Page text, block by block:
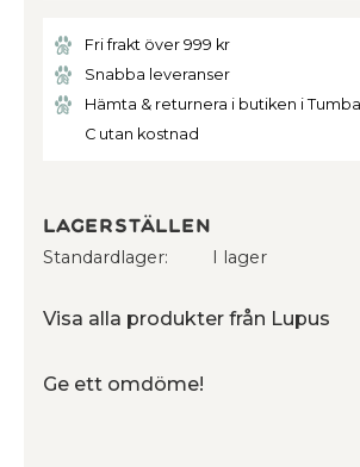
Fri frakt över 999 kr
Snabba leveranser
Hämta & returnera i butiken i
C utan kostnad
Lagerställen
Standardlager I lager
Visa alla produkter från Lupus
Ge ett omdöme!